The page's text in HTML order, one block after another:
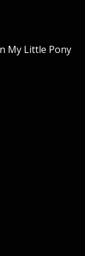
My Little Pony